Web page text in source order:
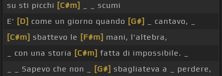
su sti picchi [C#m]
_ _ scumi
E' [D] come un giorno quando [G#]
_ cantavo, _
[C#m] sbattevo le [F#m] mani, l'altebra,
_ con una storia [C#m] fatta di impossibile. _
_ _ Sapevo che non _
[G#] sbagliateva a _ perdere,